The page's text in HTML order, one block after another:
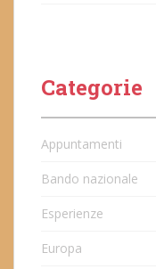
Categorie
Appuntamenti
Bando nazionale
Esperienze
Europa